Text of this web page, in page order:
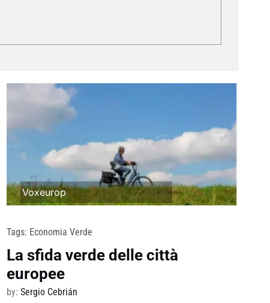
Voxeurop
Tags: Economia Verde
La sfida verde delle città
europee
by:Sergio Cebrián